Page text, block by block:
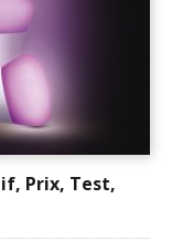
Prix, Test,